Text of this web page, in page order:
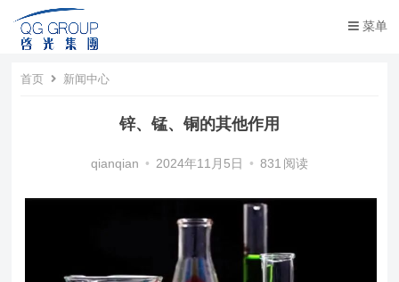
菜单
首页 新闻中心
锌、锰、铜的其他作用
qianqian • 2024年11月5日 • 831 阅读